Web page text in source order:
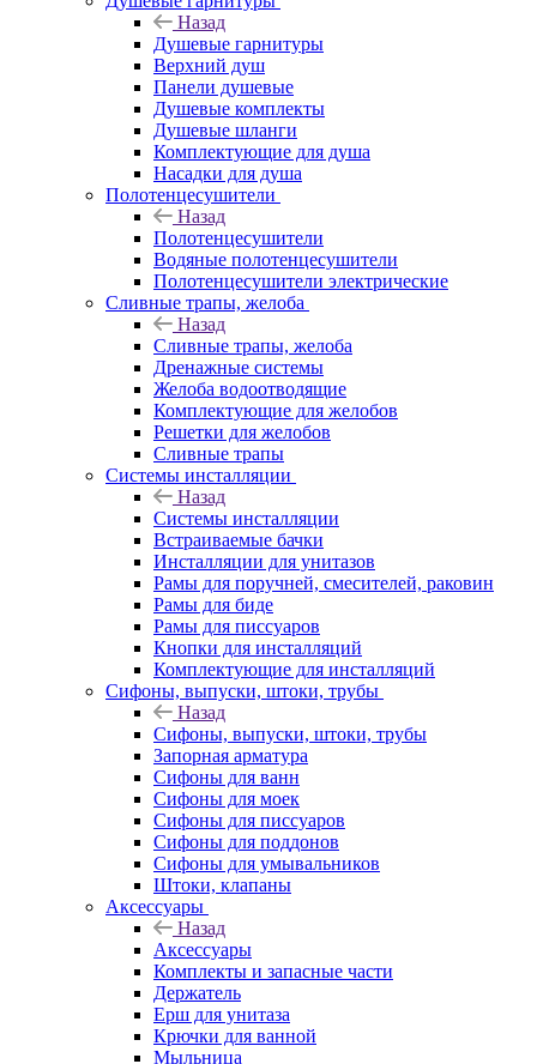
Назад
Душевые гарнитуры
Верхний душ
Панели душевые
Душевые комплекты
Душевые шланги
Комплектующие для душа
Насадки для душа
Полотенцесушители
Назад
Полотенцесушители
Водяные полотенцесушители
Полотенцесушители электрические
Сливные трапы, желоба
Назад
Сливные трапы, желоба
Дренажные системы
Желоба водоотводящие
Комплектующие для желобов
Решетки для желобов
Сливные трапы
Системы инсталляции
Назад
Системы инсталляции
Встраиваемые бачки
Инсталляции для унитазов
Рамы для поручней, смесителей, раковин
Рамы для биде
Рамы для писсуаров
Кнопки для инсталляций
Комплектующие для инсталляций
Сифоны, выпуски, штоки, трубы
Назад
Сифоны, выпуски, штоки, трубы
Запорная арматура
Сифоны для ванн
Сифоны для моек
Сифоны для писсуаров
Сифоны для поддонов
Сифоны для умывальников
Штоки, клапаны
Аксессуары
Назад
Аксессуары
Комплекты и запасные части
Держатель
Ерш для унитаза
Крючки для ванной
Мыльница